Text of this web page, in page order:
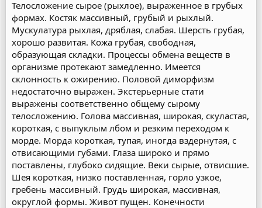
Телосложение сырое (рыхлое), выраженное в грубых
формах. Костяк массивный, грубый и рыхлый.
Мускулатура рыхлая, дряблая, слабая. Шерсть грубая,
хорошо развитая. Кожа грубая, свободная,
образующая складки. Процессы обмена веществ в
организме протекают замедленно. Имеется
склонность к ожирению. Половой диморфизм
недостаточно выражен. Экстерьерные стати
выражены соответственно общему сырому
телосложению. Голова массивная, широкая, скуластая,
короткая, с выпуклым лбом и резким переходом к
морде. Морда короткая, тупая, иногда вздернутая, с
отвисающими губами. Глаза широко и прямо
поставлены, глубоко сидящие. Веки сырые, отвисшие.
Шея короткая, низко поставленная, горло узкое,
гребень массивный. Грудь широкая, массивная,
округлой формы. Живот пущен. Конечности